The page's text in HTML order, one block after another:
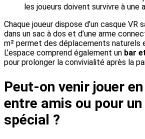
les joueurs doivent survivre à une
Chaque joueur dispose d’un casque VR
dans un sac à dos et d’une arme
m² permet des déplacements naturels
L’espace comprend également un bar
pour prolonger la convivialité après la
Peut-on venir jouer
entre amis ou pour
spécial ?